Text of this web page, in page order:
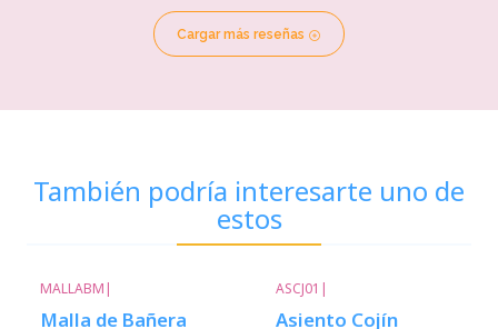
Cargar más reseñas
También podría interesarte uno de
estos
MALLABM |
Malla de Bañera
ASCJ01 |
Asiento Cojín